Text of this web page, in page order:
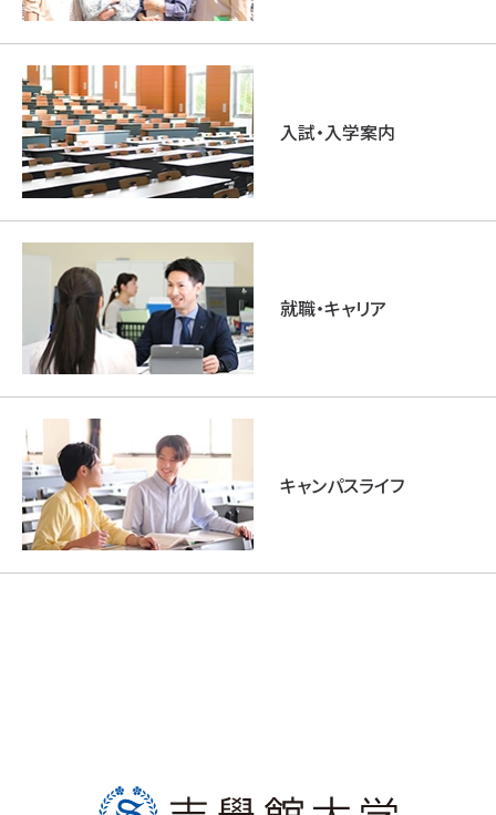
入試・入学案内
就職・キャリア
キャンパスライフ